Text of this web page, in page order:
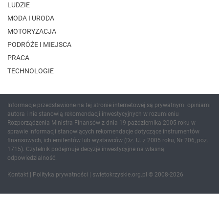
LUDZIE
MODA I URODA
MOTORYZACJA
PODRÓŻE I MIEJSCA
PRACA
TECHNOLOGIE
Informacje przedstawione na tej stronie internetowej są prywatnymi opiniami
autora i nie stanowią rekomendacji inwestycyjnych w rozumieniu
Rozporządzenia Ministra Finansów z dnia 19 października 2005 roku w
sprawie informacji stanowiących rekomendacje dotyczące instrumentów
finansowych, ich emitentów lub wystawców (Dz. U. z 2005 roku, Nr 206, poz.
1715). Czytelnik podejmuje decyzje inwestycyjne na własną
odpowiedzialność.
Kontakt Polityka prywatności | swietokrzyskie.org.pl © 2008-2026